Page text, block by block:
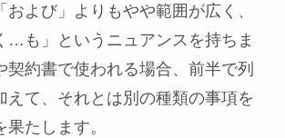
よび」よりもやや範囲が広く、
…も」というニュアンスを持ちま
契約書で使われる場合、前半で列
えて、それとは別の種類の事項を
たします。